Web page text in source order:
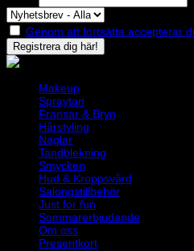
Genom att fortsätta accepterar
Makeup
Spraytan
Fransar & Bryn
Hårstyling
Naglar
Tandblekning
Smycken
Hud & Kroppsvård
Salongstillbehör
Just for fun
Sommarerbjudande
Om oss
Presentkort